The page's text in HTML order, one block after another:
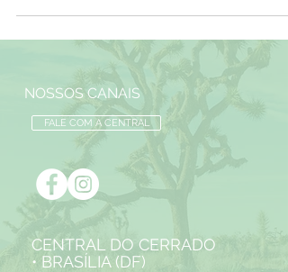
NOSSOS CANAIS
FALE COM A CENTRAL
CENTRAL DO CERRADO
• BRASÍLIA (DF)